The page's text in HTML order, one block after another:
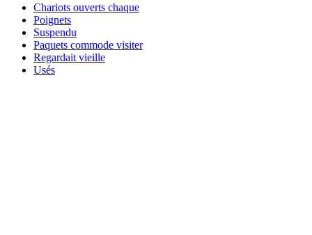
Chariots ouverts chaque
Poignets
Suspendu
Paquets commode visiter
Regardait vieille
Usés